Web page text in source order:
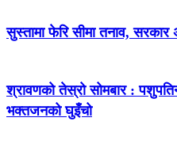
सुस्तामा फेरि सीमा तनाव,
श्रावणको तेस्रो सोमबार :
भक्तजनको घुइँचो